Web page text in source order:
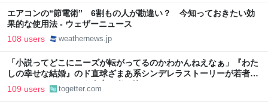
エアコンの“節電術” 6割もの人が勘違い？ 今知っておきたい効
果的な使用法 - ウェザーニュース
108 users weathernews.jp
「小説ってどこにニーズが転がってるのかわかんねえなぁ」『わた
しの幸せな結婚』のド直球ざまあ系シンデレラストーリーが若者に
ヒットしているという事実に考え込む
109 users togetter.com